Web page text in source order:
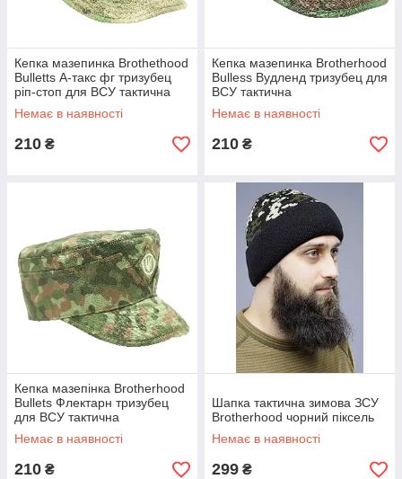
Кепка мазепинка Brothethood
Bulletts А-такс фг тризубец
ріп-стоп для ВСУ тактична
Немає в наявності
210 ₴
Кепка мазепинка Brotherhood
Bulless Вудленд тризубец для
ВСУ тактична
Немає в наявності
210 ₴
Кепка мазепінка Brotherhood
Bullets Флектарн тризубец
для ВСУ тактична
Немає в наявності
210 ₴
Шапка тактична зимова ЗСУ
Brotherhood чорний піксель
Немає в наявності
299 ₴